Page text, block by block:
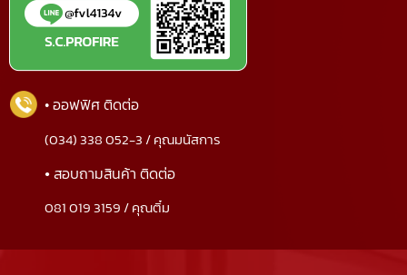
• ออฟฟิศ ติดต่อ
(034) 338 052-3 / คุณมนัสการ
•สอบถามสินค้า ติดต่อ
081 019 3159 / คุณติ๋ม